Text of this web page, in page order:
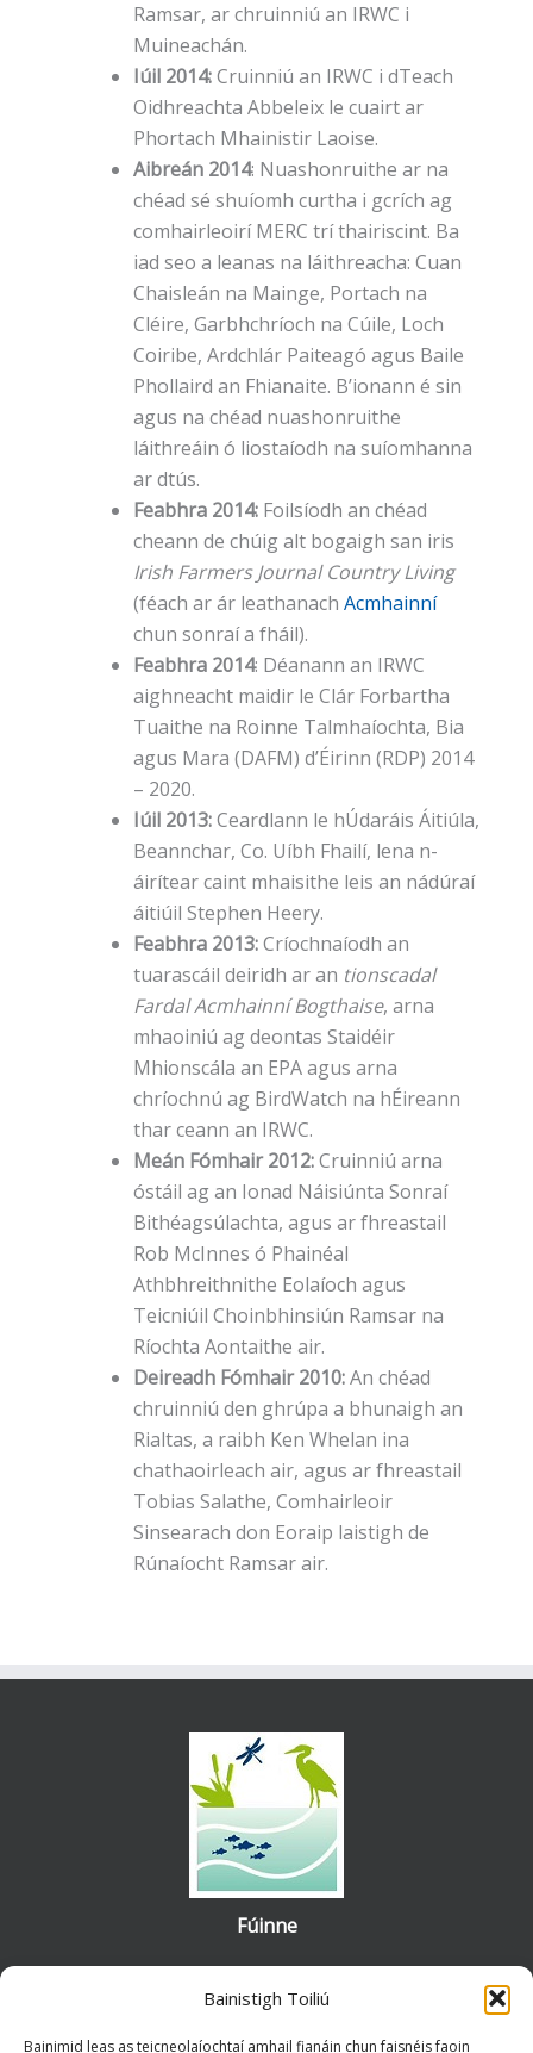
Bainistigh Toiliú
Bainimid leas as teicneolaíochtaí amhail fianáin chun faisnéis faoin
Ramsar, ar chruinniú an IRWC i
Muineachán.
Iúil 2014:Cruinniú an IRWC i dTeach
Oidhreachta Abbeleix le cuairt ar
Phortach Mhainistir Laoise.
Aibreán 2014: Nuashonruithe ar na
chéad sé shuíomh curtha i gcrích ag
comhairleoirí MERC trí thairiscint. Ba
iad seo a leanas na láithreacha: Cuan
Chaisleán na Mainge, Portach na
Cléire, Garbhchríoch na Cúile, Loch
Coiribe, Ardchlár Paiteagó agus Baile
Phollaird an Fhianaite. B’ionann é sin
agus na chéad nuashonruithe
láithreáin ó liostaíodh na suíomhanna
ar dtús.
Feabhra 2014: Foilsíodh an chéad
cheann de chúig alt bogaigh san iris
Irish Farmers Journal Country Living
(féach ar ár leathanach Acmhainní
chun sonraí a fháil).
Feabhra 2014: Déanann an IRWC
aighneacht maidir le Clár Forbartha
Tuaithe na Roinne Talmhaíochta, Bia
agus Mara (DAFM) d’Éirinn (RDP) 2014
– 2020.
Iúil 2013:Ceardlann le hÚdaráis Áitiúla,
Beannchar, Co. Uíbh Fhailí, lena n-
áirítear caint mhaisithe leis an nádúraí
áitiúil Stephen Heery.
Feabhra 2013:Críochnaíodh an
tuarascáil deiridh ar an tionscadal
Fardal Acmhainní Bogthaise, arna
mhaoiniú ag deontas Staidéir
Mhionscála an EPA agus arna
chríochnú ag BirdWatch na hÉireann
thar ceann an IRWC.
Meán Fómhair 2012:Cruinniú arna
óstáil ag an Ionad Náisiúnta Sonraí
Bithéagsúlachta, agus ar fhreastail
Rob McInnes ó Phainéal
Athbhreithnithe Eolaíoch agus
Teicniúil Choinbhinsiún Ramsar na
Ríochta Aontaithe air.
Deireadh Fómhair 2010:An chéad
chruinniú den ghrúpa a bhunaigh an
Rialtas, a raibh Ken Whelan ina
chathaoirleach air, agus ar fhreastail
Tobias Salathe, Comhairleoir
Sinsearach don Eoraip laistigh de
Rúnaíocht Ramsar air.
Fúinne
Bhunaigh an Rialtas Coiste Ramsar Bogaigh na hÉireann chun cabhrú
le hÉirinn a riachtanais a chomhlíonadh mar shínitheoir
leCoinbhinsiún Ramsar. Is grúpa ionadaíoch forleathan muid, a